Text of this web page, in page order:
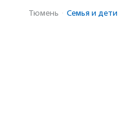
Тюмень · Семья и дети